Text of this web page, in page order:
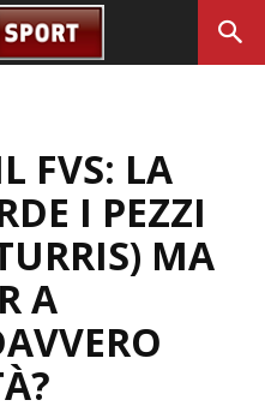
FVS: LA
I PEZZI
MA
A